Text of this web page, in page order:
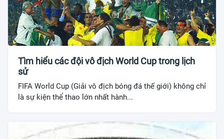
Tìm hiểu các đội vô địch World Cup trong lịch
sử
FIFA World Cup (Giải vô địch bóng đá thế giới) không chỉ
là sự kiện thể thao lớn nhất hành...